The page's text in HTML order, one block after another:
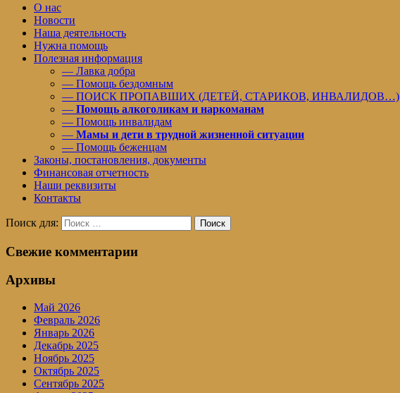
О нас
Новости
Наша деятельность
Нужна помощь
Полезная информация
— Лавка добра
— Помощь бездомным
— ПОИСК ПРОПАВШИХ (ДЕТЕЙ, СТАРИКОВ, ИНВАЛИДОВ…)
— Помощь алкоголикам и наркоманам
— Помощь инвалидам
— Мамы и дети в трудной жизненной ситуации
— Помощь беженцам
Законы, постановления, документы
Финансовая отчетность
Наши реквизиты
Контакты
Поиск для: Поиск
Свежие комментарии
Архивы
Май 2026
Февраль 2026
Январь 2026
Декабрь 2025
Ноябрь 2025
Октябрь 2025
Сентябрь 2025